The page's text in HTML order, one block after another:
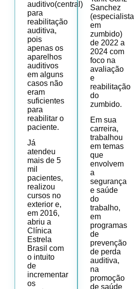
auditivo(central)
para
reabilitação
auditiva,
pois
apenas os
aparelhos
auditivos
em alguns
casos não
eram
suficientes
para
reabilitar o
paciente.
Já
atendeu
mais de 5
mil
pacientes,
realizou
cursos no
exterior e,
em 2016,
abriu a
Clínica
Estrela
Brasil com
o intuito
de
incrementar
os
Sanchez
(especialista
em
zumbido)
de 2022 a
2024 com
foco na
avaliação
e
reabilitação
do
zumbido.
Em sua
carreira,
trabalhou
em temas
que
envolvem
a
segurança
e saúde
do
trabalho,
em
programas
de
prevenção
de perda
auditiva,
na
promoção
de saúde